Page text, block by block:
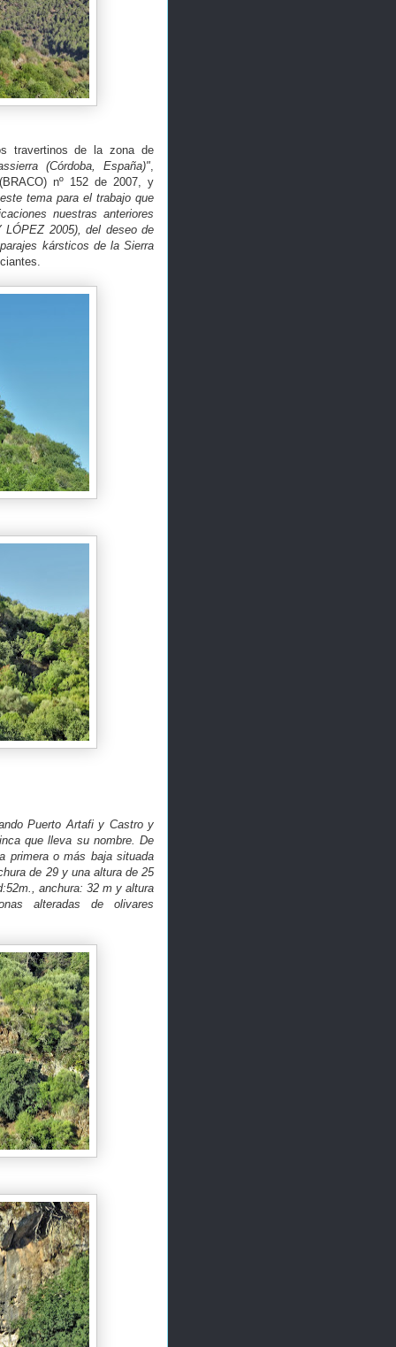
travertinos de la zona de
(Córdoba, España)",
nº 152 de 2007, y
tema para el trabajo que
nuestras anteriores
2005), del deseo de
kársticos de la Sierra
Puerto Artafi y Castro y
que lleva su nombre. De
primera o más baja situada
de 29 y una altura de 25
anchura: 32 m y altura
alteradas de olivares